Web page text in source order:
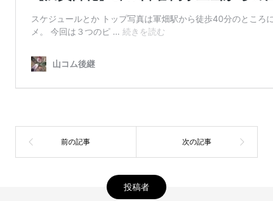
投稿者